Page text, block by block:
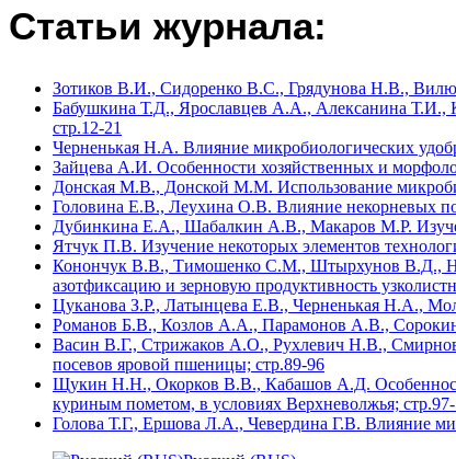
Статьи журнала:
Зотиков В.И., Сидоренко В.С., Грядунова Н.В.,
Бабушкина Т.Д., Ярославцев А.А., Алексанина Т.И.,
стр.12-21
Черненькая Н.А. Влияние микробиологических
Зайцева А.И. Особенности хозяйственных и
Донская М.В., Донской М.М. Использование
Головина Е.В., Леухина О.В. Влияние некорневых
Дубинкина Е.А., Шабалкин А.В., Макаров М.Р.
Ятчук П.В. Изучение некоторых элементов
Конончук В.В., Тимошенко С.М., Штырхунов В.Д.,
азотфиксацию и зерновую продуктивность
Цуканова З.Р., Латынцева Е.В., Черненькая Н.А.,
Романов Б.В., Козлов А.А., Парамонов А.В.,
Васин В.Г., Стрижаков А.О., Рухлевич Н.В.,
посевов яровой пшеницы; стр.89-96
Щукин Н.Н., Окорков В.В., Кабашов А.Д.
куриным пометом, в условиях Верхневолжья;
Голова Т.Г., Ершова Л.А., Чевердина Г.В. Влияние